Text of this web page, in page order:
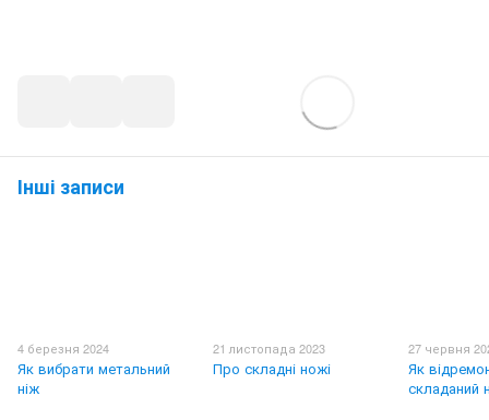
Інші записи
4 березня 2024
Як вибрати метальний
ніж
21 листопада 2023
Про складні ножі
27 червня
Як
складаний